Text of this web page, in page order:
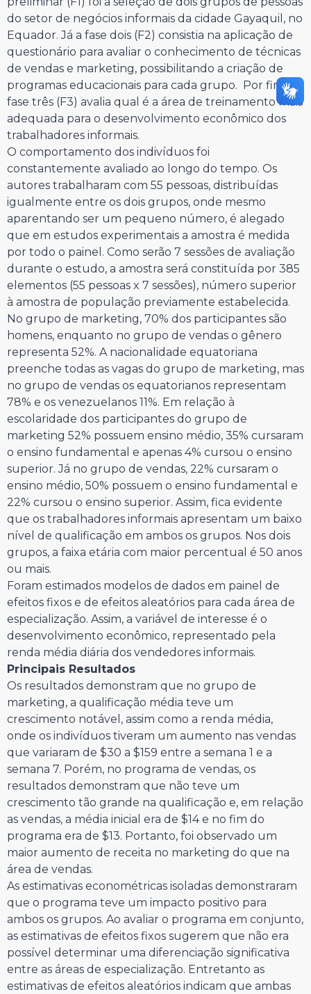
do setor de negócios informais da cidade Gayaquil, no
Equador. Já a fase dois (F2) consistia na aplicação de
questionário para avaliar o conhecimento de técnicas
de vendas e marketing, possibilitando a criação de
programas educacionais para cada grupo. Por fim, a
fase três (F3) avalia qual é a área de treinamento mais
adequada para o desenvolvimento econômico dos
trabalhadores informais.
O comportamento dos indivíduos foi
constantemente avaliado ao longo do tempo. Os
autores trabalharam com 55 pessoas, distribuídas
igualmente entre os dois grupos, onde mesmo
aparentando ser um pequeno número, é alegado
que em estudos experimentais a amostra é medida
por todo o painel. Como serão 7 sessões de avaliação
durante o estudo, a amostra será constituída por 385
elementos (55 pessoas x 7 sessões), número superior
à amostra de população previamente estabelecida.
No grupo de marketing, 70% dos participantes são
homens, enquanto no grupo de vendas o gênero
representa 52%. A nacionalidade equatoriana
preenche todas as vagas do grupo de marketing, mas
no grupo de vendas os equatorianos representam
78% e os venezuelanos 11%. Em relação à
escolaridade dos participantes do grupo de
marketing 52% possuem ensino médio, 35% cursaram
o ensino fundamental e apenas 4% cursou o ensino
superior. Já no grupo de vendas, 22% cursaram o
ensino médio, 50% possuem o ensino fundamental e
22% cursou o ensino superior. Assim, fica evidente
que os trabalhadores informais apresentam um baixo
nível de qualificação em ambos os grupos. Nos dois
grupos, a faixa etária com maior percentual é 50 anos
ou mais.
Foram estimados modelos de dados em painel de
efeitos fixos e de efeitos aleatórios para cada área de
especialização. Assim, a variável de interesse é o
desenvolvimento econômico, representado pela
renda média diária dos vendedores informais.
Principais Resultados
Os resultados demonstram que no grupo de
marketing, a qualificação média teve um
crescimento notável, assim como a renda média,
onde os indivíduos tiveram um aumento nas vendas
que variaram de $30 a $159 entre a semana 1 e a
semana 7. Porém, no programa de vendas, os
resultados demonstram que não teve um
crescimento tão grande na qualificação e, em relação
as vendas, a média inicial era de $14 e no fim do
programa era de $13. Portanto, foi observado um
maior aumento de receita no marketing do que na
área de vendas.
As estimativas econométricas isoladas demonstraram
que o programa teve um impacto positivo para
ambos os grupos. Ao avaliar o programa em conjunto,
as estimativas de efeitos fixos sugerem que não era
possível determinar uma diferenciação significativa
entre as áreas de especialização. Entretanto as
estimativas de efeitos aleatórios indicam que ambas